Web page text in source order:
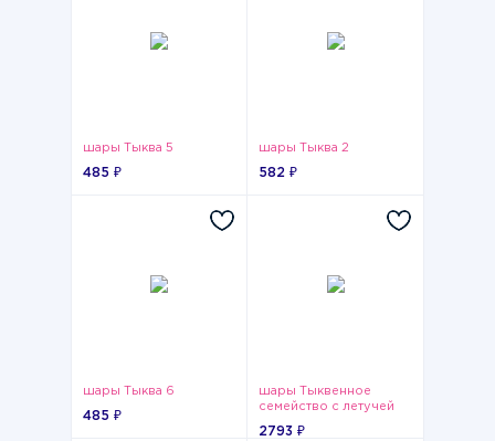
шары Тыква 5
485 ₽
шары Тыква 2
582 ₽
шары Тыква 6
485 ₽
шары Тыквенное
семейство с летучей
2793 ₽